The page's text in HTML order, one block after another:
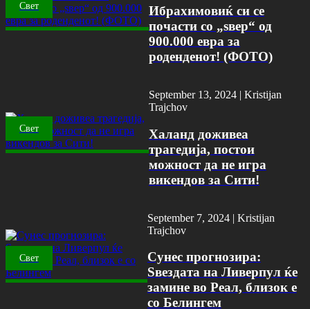
Свет
Ибрахимовиќ си се
почасти со „ѕвер“ од
900.000 евра за
роденденот! (ФОТО)
Свет
September 13, 2024 | Kristijan
Trajchov
Халанд доживеа
трагедија, постои
можност да не игра
викендов за Сити!
Свет
September 7, 2024 | Kristijan
Trajchov
Сунес прогнозира:
Ѕвездата на Ливерпул ќе
замине во Реал, близок е
со Белингем